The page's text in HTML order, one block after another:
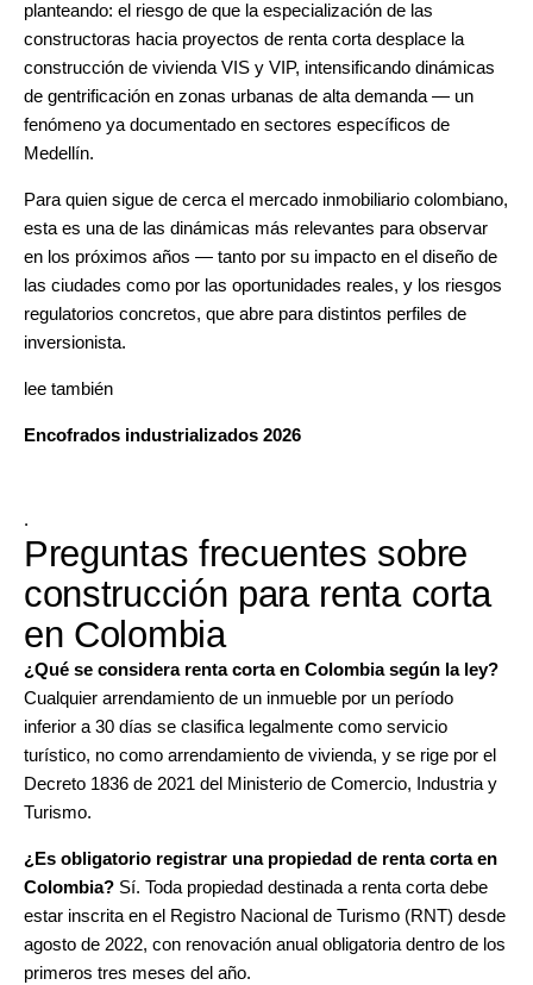
planteando: el riesgo de que la especialización de las
constructoras hacia proyectos de renta corta desplace la
construcción de vivienda VIS y VIP, intensificando dinámicas
de gentrificación en zonas urbanas de alta demanda — un
fenómeno ya documentado en sectores específicos de
Medellín.
Para quien sigue de cerca el mercado inmobiliario colombiano,
esta es una de las dinámicas más relevantes para observar
en los próximos años — tanto por su impacto en el diseño de
las ciudades como por las oportunidades reales, y los riesgos
regulatorios concretos, que abre para distintos perfiles de
inversionista.
lee también
Encofrados industrializados 2026
.
Preguntas frecuentes sobre
construcción para renta corta
en Colombia
¿Qué se considera renta corta en Colombia según la ley?
Cualquier arrendamiento de un inmueble por un período
inferior a 30 días se clasifica legalmente como servicio
turístico, no como arrendamiento de vivienda, y se rige por el
Decreto 1836 de 2021 del Ministerio de Comercio, Industria y
Turismo.
¿Es obligatorio registrar una propiedad de renta corta en
Colombia? Sí. Toda propiedad destinada a renta corta debe
estar inscrita en el Registro Nacional de Turismo (RNT) desde
agosto de 2022, con renovación anual obligatoria dentro de los
primeros tres meses del año.